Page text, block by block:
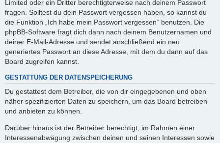
Limited oder ein Dritter berechtigterweise nach deinem Passwort
fragen. Solltest du dein Passwort vergessen haben, so kannst du
die Funktion „Ich habe mein Passwort vergessen“ benutzen. Die
phpBB-Software fragt dich dann nach deinem Benutzernamen und
deiner E-Mail-Adresse und sendet anschließend ein neu
generiertes Passwort an diese Adresse, mit dem du dann auf das
Board zugreifen kannst.
GESTATTUNG DER DATENSPEICHERUNG
Du gestattest dem Betreiber, die von dir eingegebenen und oben
näher spezifizierten Daten zu speichern, um das Board betreiben
und anbieten zu können.
Darüber hinaus ist der Betreiber berechtigt, im Rahmen einer
Interessenabwägung zwischen deinen und seinen Interessen sowie